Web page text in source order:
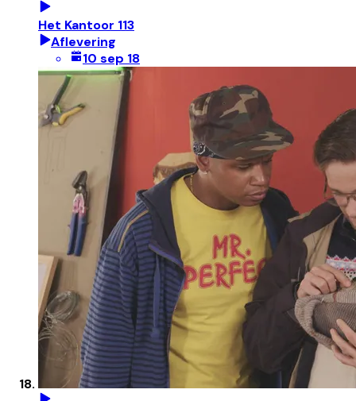
Het Kantoor 113
Aflevering
10 sep 18